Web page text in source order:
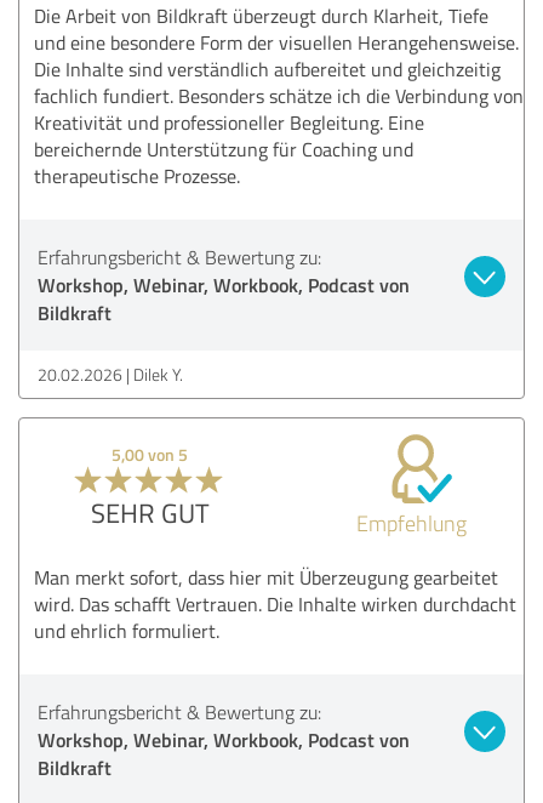
Die Arbeit von Bildkraft überzeugt durch Klarheit, Tiefe
und eine besondere Form der visuellen Herangehensweise.
Die Inhalte sind verständlich aufbereitet und gleichzeitig
fachlich fundiert. Besonders schätze ich die Verbindung von
Kreativität und professioneller Begleitung. Eine
bereichernde Unterstützung für Coaching und
therapeutische Prozesse.
Erfahrungsbericht & Bewertung zu:
Workshop, Webinar, Workbook, Podcast von
Bildkraft
20.02.2026 Dilek Y.
5,00 von 5
SEHR GUT Empfehlung
Man merkt sofort, dass hier mit Überzeugung gearbeitet
wird. Das schafft Vertrauen. Die Inhalte wirken durchdacht
und ehrlich formuliert.
Erfahrungsbericht & Bewertung zu:
Workshop, Webinar, Workbook, Podcast von
Bildkraft